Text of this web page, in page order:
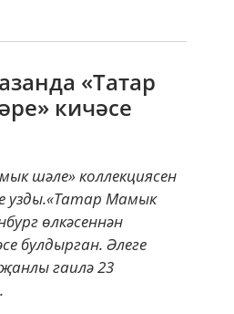
«Татар
кичәсе
шәле» коллекциясен
узды.«Татар Мамык
өлкәсеннән
булдырган. Әлеге
гаилә 23